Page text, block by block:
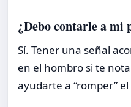
¿Debo contarle a mi
Sí. Tener una señal
en el hombro si te
ayudarte a “romper”